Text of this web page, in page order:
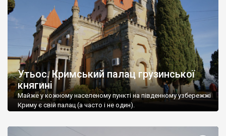
Утьос. Кримський палац грузинської
княгині
Майже у кожному населеному пункті на південному узбережжі
Криму є свій палац (а часто і не один).